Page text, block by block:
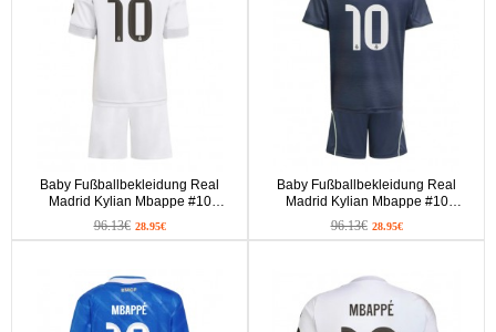
Baby Fußballbekleidung Real
Madrid Kylian Mbappe #10
Heimtrikot 2025-26 Kurzarm (+ kurze
hosen)
96.13€ 28.95€
Baby Fußballbekleidung Real
Madrid Kylian Mbappe #10
Auswärtstrikot 2025-26 Kurzarm (+
kurze hosen)
96.13€ 28.95€